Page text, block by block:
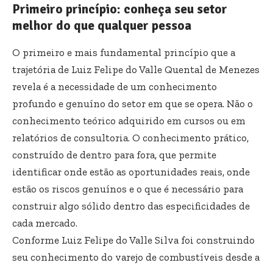
Primeiro princípio: conheça seu setor
melhor do que qualquer pessoa
O primeiro e mais fundamental princípio que a
trajetória de Luiz Felipe do Valle Quental de Menezes
revela é a necessidade de um conhecimento
profundo e genuíno do setor em que se opera. Não o
conhecimento teórico adquirido em cursos ou em
relatórios de consultoria. O conhecimento prático,
construído de dentro para fora, que permite
identificar onde estão as oportunidades reais, onde
estão os riscos genuínos e o que é necessário para
construir algo sólido dentro das especificidades de
cada mercado.
Conforme Luiz Felipe do Valle Silva foi construindo
seu conhecimento do varejo de combustíveis desde a